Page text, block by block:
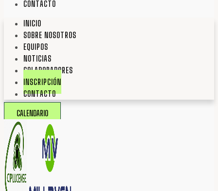
CONTACTO
INICIO
SOBRE NOSOTROS
EQUIPOS
NOTICIAS
COLABORADORES
INSCRIPCIÓN
CONTACTO
CALENDARIO